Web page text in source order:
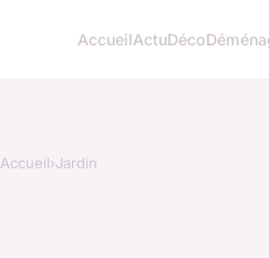
AccueilActuDéco
Accueil›Jardin